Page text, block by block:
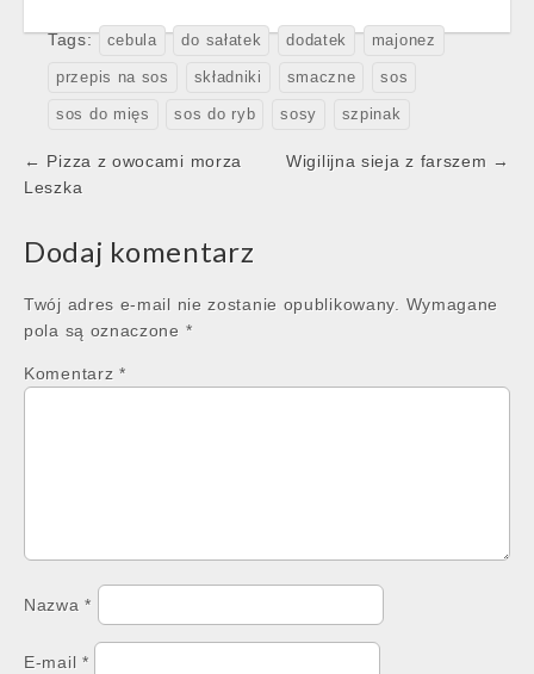
Tags: cebula do sałatek dodatek majonez
przepis na sos składniki smaczne sos
sos do mięs sos do ryb sosy szpinak
Post
navigation
← Pizza z owocami morza
Leszka
Wigilijna sieja z farszem →
Dodaj komentarz
Twój adres e-mail nie zostanie opublikowany. Wymagane
pola są oznaczone *
Komentarz *
Nazwa*
E-mail *